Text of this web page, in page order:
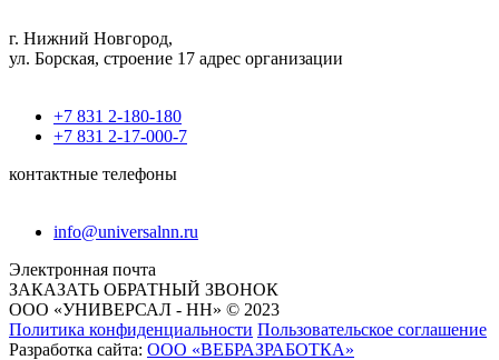
г. Нижний Новгород,
ул. Борская, строение 17 адрес организации
+7 831 2-180-180
+7 831 2-17-000-7
контактные телефоны
info@universalnn.ru
Электронная почта
ЗАКАЗАТЬ ОБРАТНЫЙ ЗВОНОК
ООО «УНИВЕРСАЛ - НН» © 2023
Политика конфиденциальности Пользовательское соглашение
Разработка сайта: ООО «ВЕБРАЗРАБОТКА»